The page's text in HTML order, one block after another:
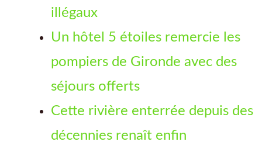
illégaux
Un hôtel 5 étoiles remercie les
pompiers de Gironde avec des
séjours offerts
Cette rivière enterrée depuis des
décennies renaît enfin